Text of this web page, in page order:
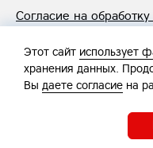
Согласие на
Этот сайт использует
хранения данных.
Вы даете согласие на